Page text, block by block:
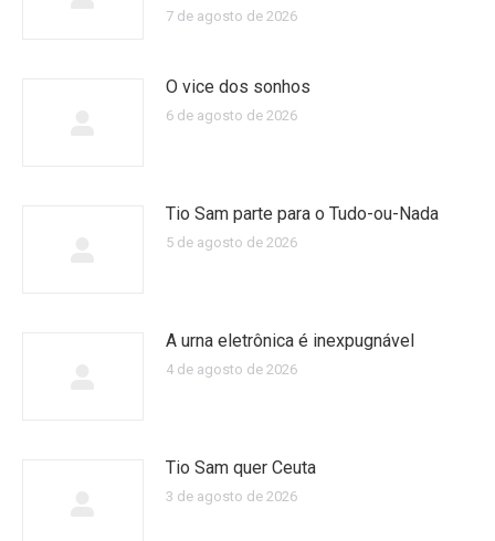
7 de agosto de 2026
O vice dos sonhos
6 de agosto de 2026
Tio Sam parte para o Tudo-ou-Nada
5 de agosto de 2026
A urna eletrônica é inexpugnável
4 de agosto de 2026
Tio Sam quer Ceuta
3 de agosto de 2026